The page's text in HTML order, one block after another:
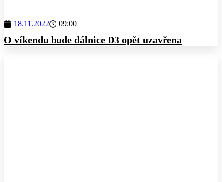
18.11.2022 09:00
O víkendu bude dálnice D3 opět uzavřena